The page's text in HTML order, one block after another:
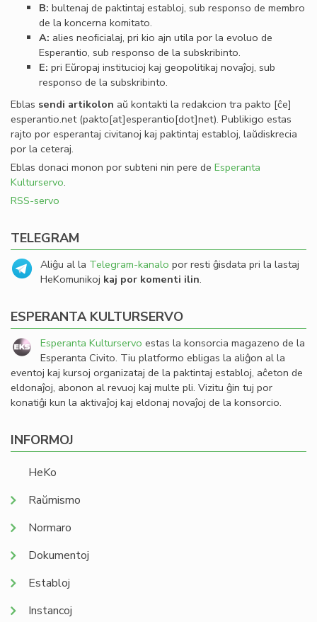
B: bultenaj de paktintaj establoj, sub responso de membro
de la koncerna komitato.
A: alies neoﬁcialaj, pri kio ajn utila por la evoluo de
Esperantio, sub responso de la subskribinto.
E: pri Eŭropaj institucioj kaj geopolitikaj novaĵoj, sub
responso de la subskribinto.
Eblas sendi artikolon aŭ kontakti la redakcion tra pakto [ĉe]
esperantio.net(pakto[at]esperantio[dot]net). Publikigo estas
rajto por esperantaj civitanoj kaj paktintaj establoj, laŭdiskrecia
por la ceteraj.
Eblas donaci monon por subteni nin pere de Esperanta
Kulturservo.
RSS-servo
TELEGRAM
Aliĝu al la Telegram-kanalo por resti ĝisdata pri la lastaj
HeKomunikoj kaj por komenti ilin.
ESPERANTA KULTURSERVO
Esperanta Kulturservo estas la konsorcia magazeno de la
Esperanta Civito. Tiu platformo ebligas la aliĝon al la
eventoj kaj kursoj organizataj de la paktintaj establoj, aĉeton de
eldonaĵoj, abonon al revuoj kaj multe pli. Vizitu ĝin tuj por
konatiĝi kun la aktivaĵoj kaj eldonaj novaĵoj de la konsorcio.
INFORMOJ
HeKo
Raŭmismo
Normaro
Dokumentoj
Establoj
Instancoj